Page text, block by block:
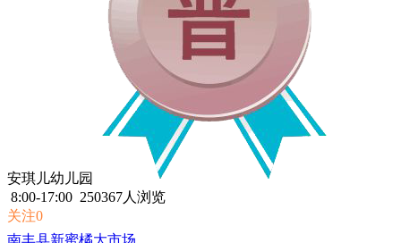
安琪儿幼儿园
8:00-17:00 250367人浏览
关注0
南丰县新蜜橘大市场